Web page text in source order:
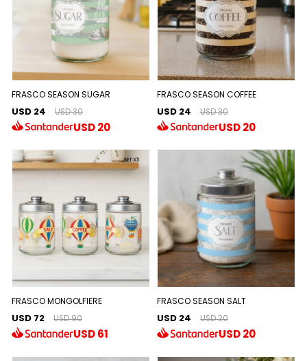
FRASCO SEASON SUGAR
USD 24 USD 30
USD20
FRASCO SEASON COFFEE
USD 24 USD 30
USD20
FRASCO MONGOLFIERE
USD 72 USD 90
USD61
FRASCO SEASON SALT
USD 24 USD 30
USD20